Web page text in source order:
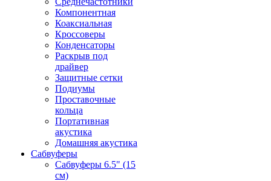
Компонентная
Коаксиальная
Кроссоверы
Конденсаторы
Раскрыв под
драйвер
Защитные сетки
Подиумы
Проставочные
кольца
Портативная
акустика
Домашняя акустика
Сабвуферы
Сабвуферы 6.5" (15
см)